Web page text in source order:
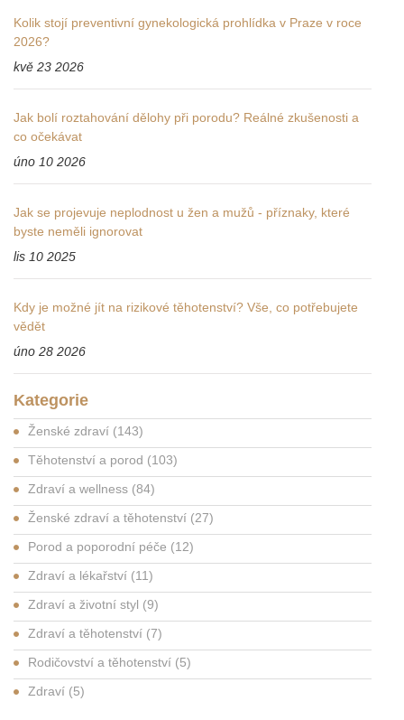
Kolik stojí preventivní gynekologická prohlídka v Praze v roce
2026?
kvě 23 2026
Jak bolí roztahování dělohy při porodu? Reálné zkušenosti a
co očekávat
úno 10 2026
Jak se projevuje neplodnost u žen a mužů - příznaky, které
byste neměli ignorovat
lis 10 2025
Kdy je možné jít na rizikové těhotenství? Vše, co potřebujete
vědět
úno 28 2026
Kategorie
Ženské zdraví (143)
Těhotenství a porod (103)
Zdraví a wellness (84)
Ženské zdraví a těhotenství (27)
Porod a poporodní péče (12)
Zdraví a lékařství (11)
Zdraví a životní styl (9)
Zdraví a těhotenství (7)
Rodičovství a těhotenství (5)
Zdraví (5)